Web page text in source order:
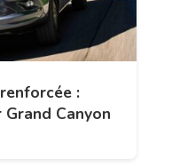
:
Canyon